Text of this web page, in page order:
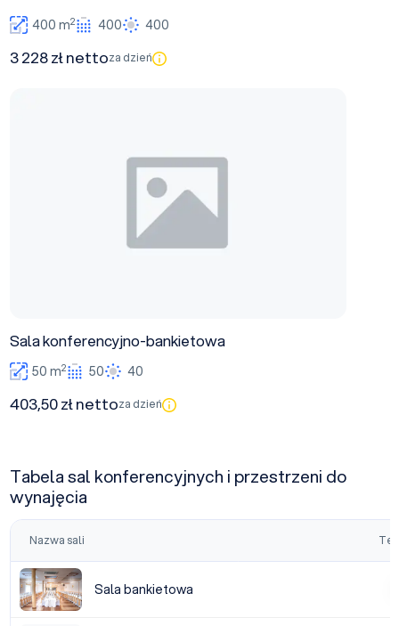
400 m2 400 400
3 228 zł nettoza dzień
Sala konferencyjno-bankietowa
50 m2 50 40
403,50 zł nettoza dzień
Tabela sal konferencyjnych i przestrzeni do
wynajęcia
Nazwa sali
Sala bankietowa
Sala bankietowa